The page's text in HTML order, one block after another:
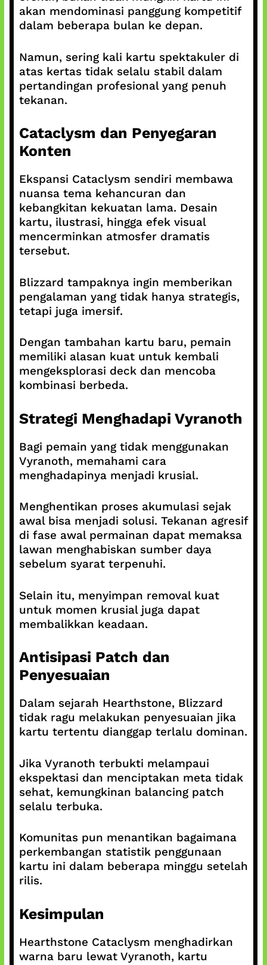
akan mendominasi panggung kompetitif
dalam beberapa bulan ke depan.
Namun, sering kali kartu spektakuler di
atas kertas tidak selalu stabil dalam
pertandingan profesional yang penuh
tekanan.
Cataclysm dan Penyegaran
Konten
Ekspansi Cataclysm sendiri membawa
nuansa tema kehancuran dan
kebangkitan kekuatan lama. Desain
kartu, ilustrasi, hingga efek visual
mencerminkan atmosfer dramatis
tersebut.
Blizzard tampaknya ingin memberikan
pengalaman yang tidak hanya strategis,
tetapi juga imersif.
Dengan tambahan kartu baru, pemain
memiliki alasan kuat untuk kembali
mengeksplorasi deck dan mencoba
kombinasi berbeda.
Strategi Menghadapi Vyranoth
Bagi pemain yang tidak menggunakan
Vyranoth, memahami cara
menghadapinya menjadi krusial.
Menghentikan proses akumulasi sejak
awal bisa menjadi solusi. Tekanan agresif
di fase awal permainan dapat memaksa
lawan menghabiskan sumber daya
sebelum syarat terpenuhi.
Selain itu, menyimpan removal kuat
untuk momen krusial juga dapat
membalikkan keadaan.
Antisipasi Patch dan
Penyesuaian
Dalam sejarah Hearthstone, Blizzard
tidak ragu melakukan penyesuaian jika
kartu tertentu dianggap terlalu dominan.
Jika Vyranoth terbukti melampaui
ekspektasi dan menciptakan meta tidak
sehat, kemungkinan balancing patch
selalu terbuka.
Komunitas pun menantikan bagaimana
perkembangan statistik penggunaan
kartu ini dalam beberapa minggu setelah
rilis.
Kesimpulan
Hearthstone Cataclysm menghadirkan
warna baru lewat Vyranoth, kartu